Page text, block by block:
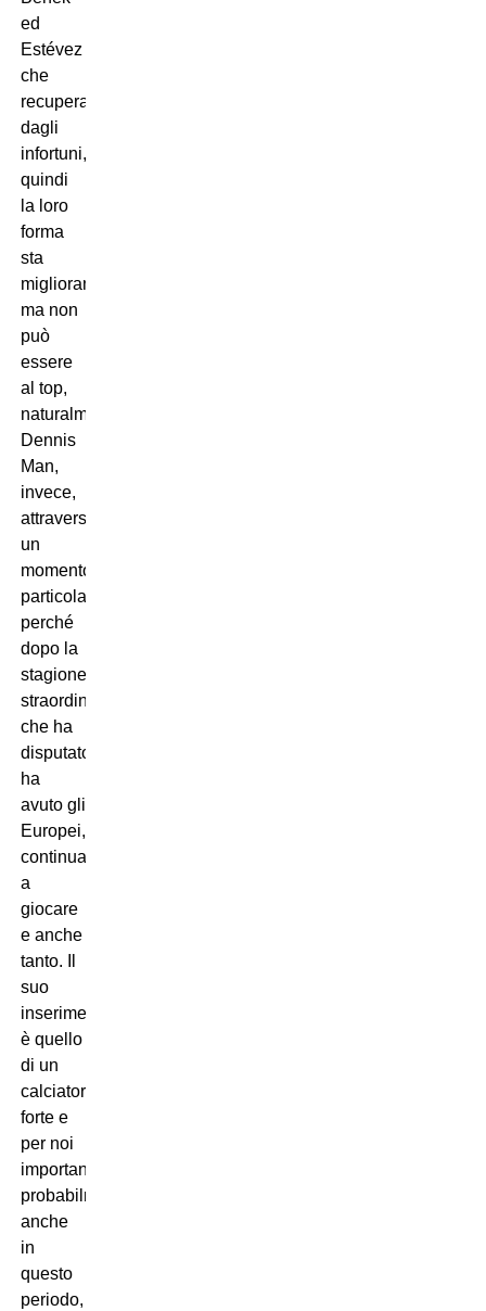
ed
Estévez
che
recuperano
dagli
infortuni,
quindi
la loro
forma
sta
migliorando
ma non
può
essere
al top,
naturalmente.
Dennis
Man,
invece,
attraversa
un
momento
particolare,
perché
dopo la
stagione
straordinaria
che ha
disputato,
ha
avuto gli
Europei,
continua
a
giocare
e anche
tanto. Il
suo
inserimento
è quello
di un
calciatore
forte e
per noi
importante,
probabilmente
anche
in
questo
periodo,